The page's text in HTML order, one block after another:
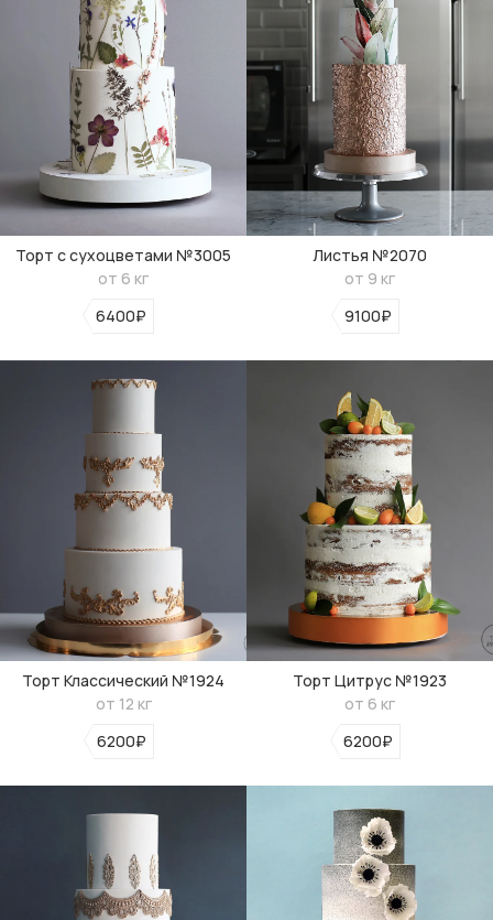
Торт с сухоцветами №3005
от 6 кг
6400₽
Листья №2070
от 9 кг
9100₽
Торт Классический №1924
от 12 кг
6200₽
Торт Цитрус №1923
от 6 кг
6200₽